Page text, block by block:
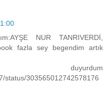
NUR TANRIVERDİ,
fazla sey begendim artık
status/303565012742578176